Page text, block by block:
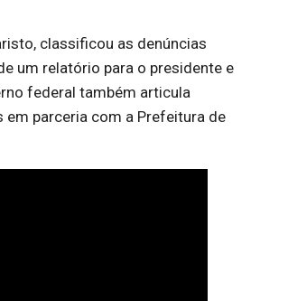
classificou as denúncias
um relatório para o presidente e
federal também articula
parceria com a Prefeitura de